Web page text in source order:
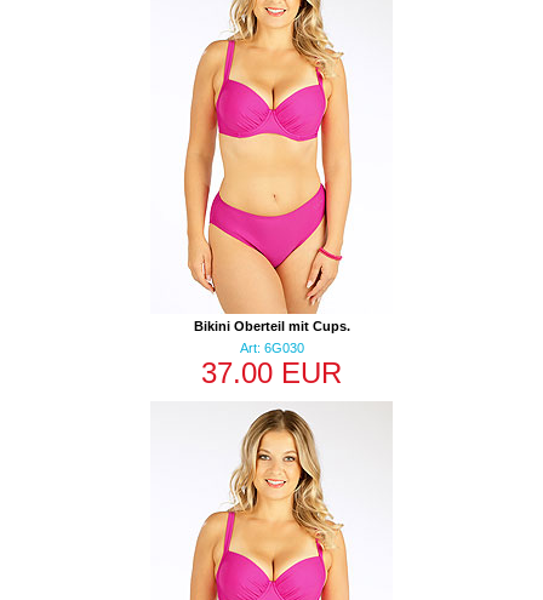
Bikini Oberteil mit Cups.
Art: 6G030
37.00 EUR